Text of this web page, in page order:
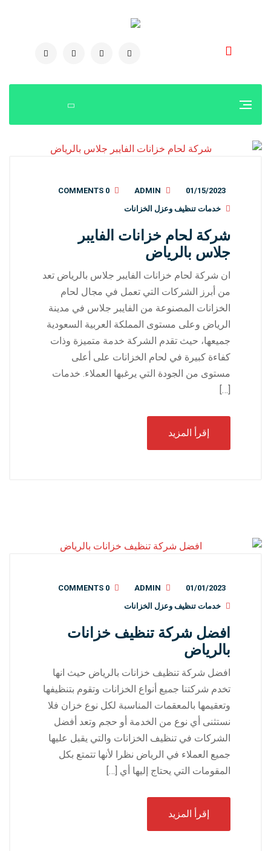
01/15/2023
ADMIN
0 COMMENTS
خدمات تنظيف وعزل الخزانات
شركة لحام خزانات الفايبر
جلاس بالرياض
ان شركة لحام خزانات الفايبر جلاس بالرياض تعد
من أبرز الشركات التي تعمل في مجال لحام
الخزانات المصنوعة من الفايبر جلاس في مدينة
الرياض وعلى مستوى المملكة العربية السعودية
جميعها، حيث تقدم الشركة خدمة متميزة وذات
كفاءة كبيرة في لحام الخزانات على أعلى
مستوى من الجودة التي يرغبها العملاء. خدمات
[…]
إقرأ المزيد
01/01/2023
ADMIN
0 COMMENTS
خدمات تنظيف وعزل الخزانات
افضل شركة تنظيف خزانات
بالرياض
افضل شركة تنظيف خزانات بالرياض حيث انها
تخدم شركتنا جميع أنواع الخزانات وتقوم بتنظيفها
وتعقيمها بالمعقمات المناسبة لكل نوع خزان فلا
نستثنى أي نوع من الخدمة أو حجم وتعد أفضل
الشركات في تنظيف الخزانات والتي يقبل عليها
جميع العملاء في الرياض نظرا لأنها تتمتع بكل
المقومات التي يحتاج إليها أي […]
إقرأ المزيد